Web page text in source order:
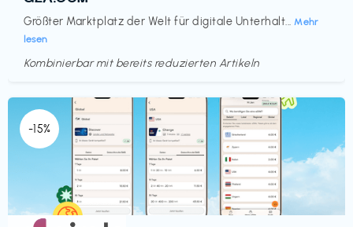
Größter Marktplatz der Welt für digitale Unterhalt... Mehr
lesen
Kombinierbar mit bereits reduzierten Artikeln
-15%